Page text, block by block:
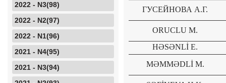
2022 - N3(98)
2022 - N2(97)
2022 - N1(96)
2021 - N4(95)
2021 - N3(94)
ГУСЕЙНОВА А.Г.
ORUCLU M.
HƏSƏNLİ E.
MƏMMƏDLİ M.